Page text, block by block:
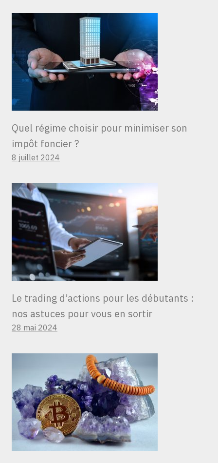
Quel régime choisir pour minimiser son
impôt foncier ?
8 juillet 2024
Le trading d’actions pour les débutants :
nos astuces pour vous en sortir
28 mai 2024